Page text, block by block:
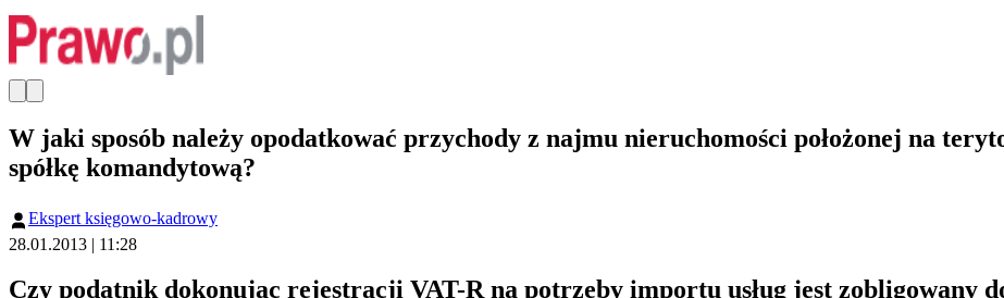
W jaki sposób należy opodatkować przychody z najmu nieruchomości położonej na
spółkę komandytową?
Ekspert księgowo-kadrowy
28.01.2013 | 11:28
Czy podatnik dokonując rejestracji VAT-R na potrzeby importu usług jest zobligowany